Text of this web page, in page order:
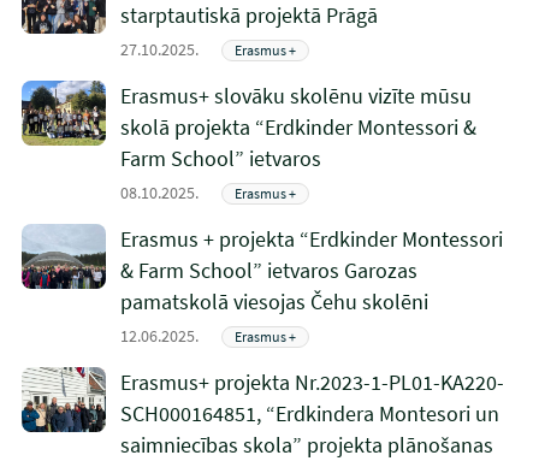
starptautiskā projektā Prāgā
27.10.2025. Erasmus +
Erasmus+ slovāku skolēnu vizīte mūsu
skolā projekta “Erdkinder Montessori &
Farm School” ietvaros
08.10.2025. Erasmus +
Erasmus + projekta “Erdkinder Montessori
& Farm School” ietvaros Garozas
pamatskolā viesojas Čehu skolēni
12.06.2025. Erasmus +
Erasmus+ projekta Nr.2023-1-PL01-KA220-
SCH000164851, “Erdkindera Montesori un
saimniecības skola” projekta plānošanas